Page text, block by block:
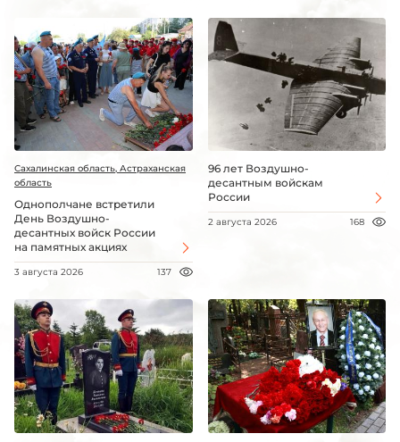
Сахалинская область, Астраханская
область
Однополчане встретили
День Воздушно-
десантных войск России
на памятных акциях
3 августа 2026 137
96 лет Воздушно-
десантным войскам
России
2 августа 2026 168